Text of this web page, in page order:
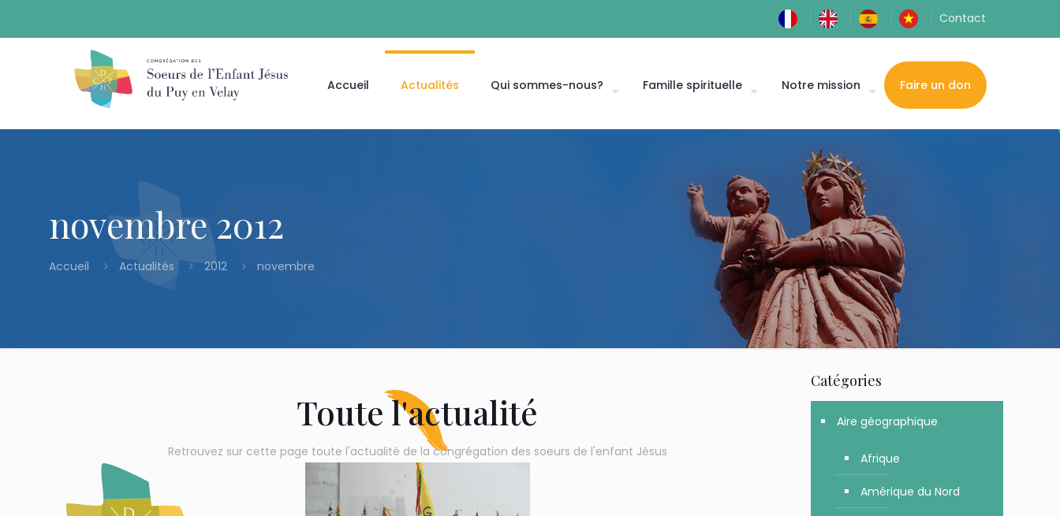
Contact
Accueil Actualités Qui sommes-nous? Famille spirituelle Notre mission Faire un don
novembre 2012
Accueil Actualités 2012 novembre
Toute l'actualité
Retrouvez sur cette page toute l'actualité de la congrégation des soeurs de l'enfant Jésus
Catégories
Aire géographique
Afrique
Amérique du Nord